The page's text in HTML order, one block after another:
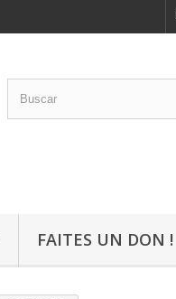
FAITES UN DON !